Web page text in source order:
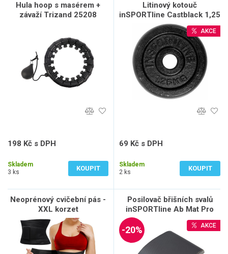
Hula hoop s masérem +
závaží Trizand 25208
198 Kč s DPH
Skladem
3 ks
KOUPIT
Litinový kotouč
inSPORTline Castblack 1,25
kg 30 mm
AKCE
69 Kč s DPH
Skladem
2 ks
KOUPIT
Neoprénový cvičební pás -
XXL korzet
Posilovač břišních svalů
inSPORTline Ab Mat Pro
AKCE
-20%